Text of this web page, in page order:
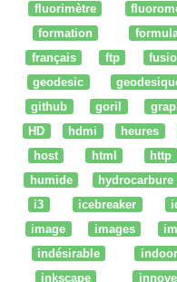
fluorimètre
formation
français
ftp
geodesic
github
goril
HD
hdmi heures
host
html http
humide
hydrocarbure
i3
icebreaker
image
images
indésirable
indoor
inkscape